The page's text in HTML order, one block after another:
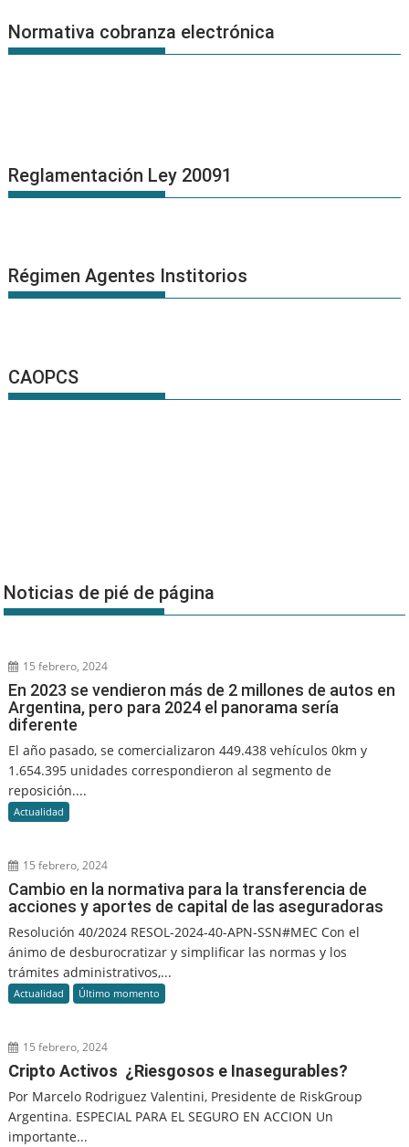
Normativa cobranza electrónica
Reglamentación Ley 20091
Régimen Agentes Institorios
CAOPCS
Noticias de pié de página
15 febrero, 2024
En 2023 se vendieron más de 2 millones de autos en
Argentina, pero para 2024 el panorama sería
diferente
El año pasado, se comercializaron 449.438 vehículos 0km y
1.654.395 unidades correspondieron al segmento de
reposición....
Actualidad
15 febrero, 2024
Cambio en la normativa para la transferencia de
acciones y aportes de capital de las aseguradoras
Resolución 40/2024 RESOL-2024-40-APN-SSN#MEC Con el
ánimo de desburocratizar y simplificar las normas y los
trámites administrativos,...
Actualidad Último momento
15 febrero, 2024
Cripto Activos ¿Riesgosos e Inasegurables?
Por Marcelo Rodriguez Valentini, Presidente de RiskGroup
Argentina. ESPECIAL PARA EL SEGURO EN ACCION Un
importante...